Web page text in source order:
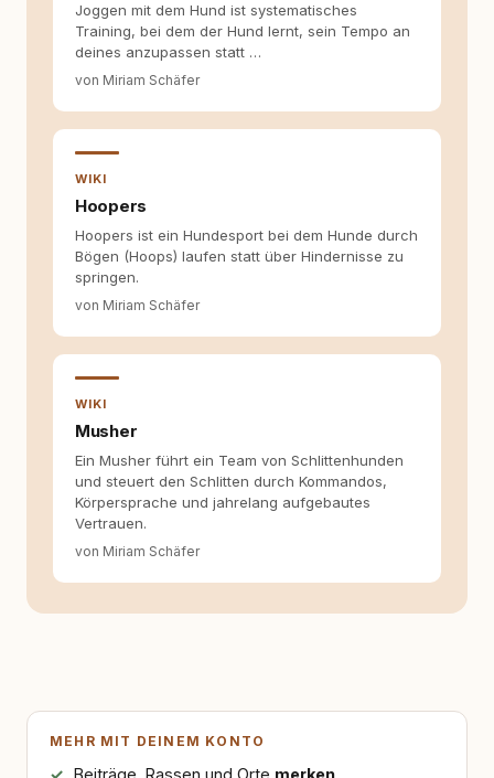
und der Schweiz. Meine Überzeugung:
Tierschutz beginnt mit Wissen. Wer seinen
Hund versteht, trifft bessere Entscheidungen –
für ein Zusammenleben, das beiden guttut.
Joggen mit dem Hund ist systematisches
Training, bei dem der Hund lernt, sein Tempo an
deines anzupassen statt …
von Miriam Schäfer
WIKI
Hoopers
Hoopers ist ein Hundesport bei dem Hunde durch
Bögen (Hoops) laufen statt über Hindernisse zu
springen.
von Miriam Schäfer
WIKI
Musher
Ein Musher führt ein Team von Schlittenhunden
und steuert den Schlitten durch Kommandos,
Körpersprache und jahrelang aufgebautes
Vertrauen.
von Miriam Schäfer
MEHR MIT DEINEM KONTO
Beiträge, Rassen und Orte merken